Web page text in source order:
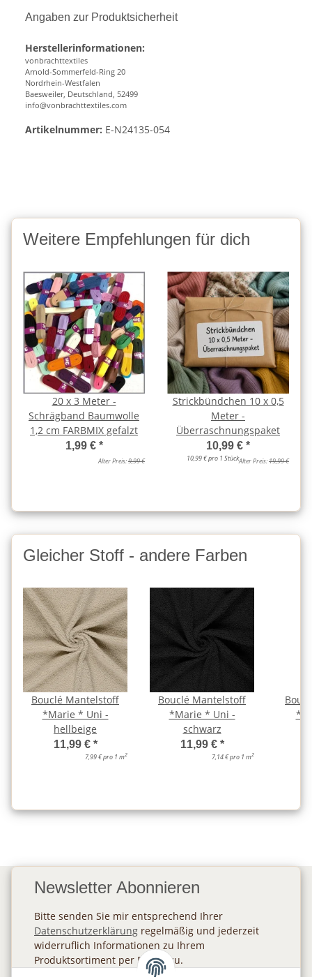
Angaben zur Produktsicherheit
Herstellerinformationen:
vonbrachttextiles
Arnold-Sommerfeld-Ring 20
Nordrhein-Westfalen
Baesweiler, Deutschland, 52499
info@vonbrachttextiles.com
Artikelnummer: E-N24135-054
Weitere Empfehlungen für dich
20 x 3 Meter -
Schrägband Baumwolle
1,2 cm FARBMIX gefalzt
1,99 € *
Alter Preis:9,99 €
Strickbündchen 10 x 0,5
Meter -
Überraschnungspaket
10,99 € *
10,99 € pro 1 StückAlter Preis:19,99 €
Gleicher Stoff - andere Farben
Bouclé Mantelstoff
*Marie * Uni -
hellbeige
11,99 € *
7,99 € pro 1 m2
Bouclé Mantelstoff
*Marie * Uni -
schwarz
11,99 € *
7,14 € pro 1 m2
Newsletter Abonnieren
Bitte senden Sie mir entsprechend Ihrer
Datenschutzerklärung regelmäßig und jederzeit
widerruflich Informationen zu Ihrem
Produktsortiment per E-Mail zu.